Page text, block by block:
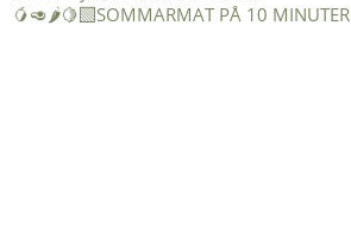
🥭🥑🌶️🍋‍🟩SOMMARMAT PÅ 10 MINUTER